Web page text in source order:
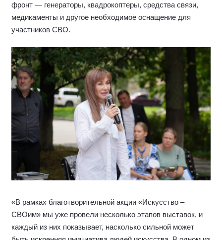
фронт — генераторы, квадрокоптеры, средства связи,
медикаменты и другое необходимое оснащение для
участников СВО.
«В рамках благотворительной акции «Искусство –
СВОим» мы уже провели несколько этапов выставок, и
каждый из них показывает, насколько сильной может